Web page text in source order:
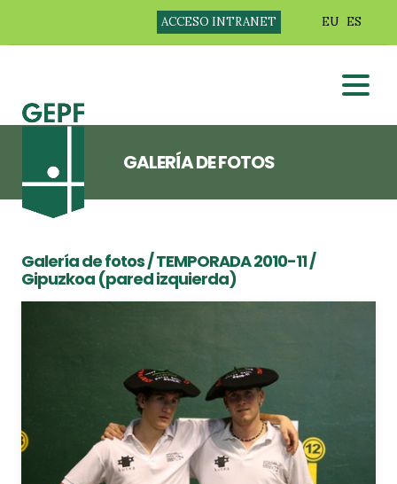
ACCESO INTRANET EU ES
GALERÍA DE FOTOS
Galería de fotos/TEMPORADA 2010-11/
Gipuzkoa (pared izquierda)